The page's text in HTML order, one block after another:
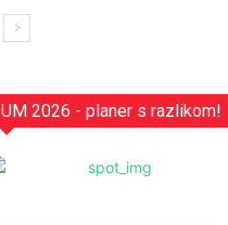
UM 2026 - planer s razlikom!